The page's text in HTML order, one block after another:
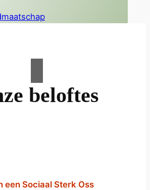
beloftes
een Sociaal Sterk Oss